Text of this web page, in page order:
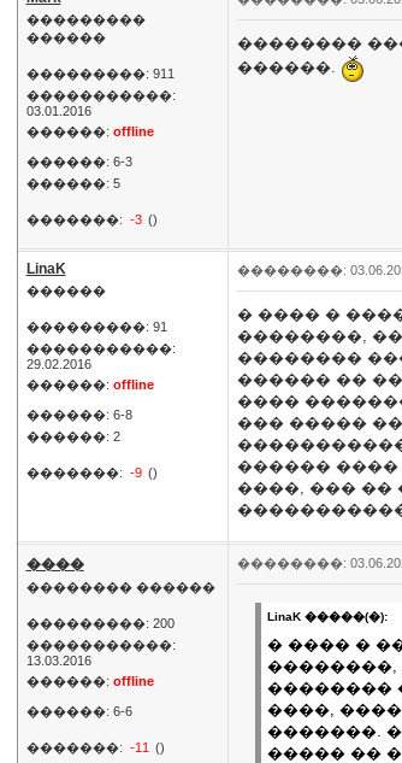
���������
������
���������: 911
�����������:
03.01.2016
������: offline
������: 6-3
������: 5
�������: -3 ()
��������
������.
LinaK
������
���������: 91
�����������:
29.02.2016
������: offline
������: 6-8
������: 2
�������: -9 ()
��������:
� ���� �
��������,
��������
������ ��
����
��� �����
������ ����
����, ��� ��
����
�������� ������
���������: 200
�����������:
13.03.2016
������: offline
������: 6-6
�������: -11 ()
��������:
LinaK �����(�):
� ���� �
��������,
��������
����,
�������.
����� ��